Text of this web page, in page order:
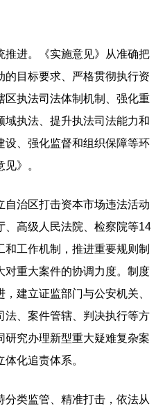
进。《实施意见》从准确把
目标要求、严格贯彻执行资
区执法司法体制机制、强化重
域执法、提升执法司法能力和
设、强化监督和组织保障等环
》。
治区打击资本市场违法活动
、高级人民法院、检察院等14
工作机制，推进重要规则制
对重大案件的协调力度。制度
建立证监部门与公安机关、
法、案件管辖、判决执行等方
究办理新型重大疑难复杂案
化追责体系。
类监管、精准打击，依法从